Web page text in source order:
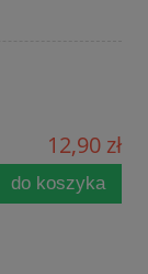
12,90 zł
do koszyka